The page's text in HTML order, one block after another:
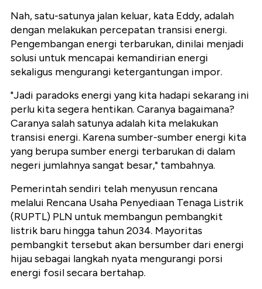
Nah, satu-satunya jalan keluar, kata Eddy, adalah
dengan melakukan percepatan transisi energi.
Pengembangan energi terbarukan, dinilai menjadi
solusi untuk mencapai kemandirian energi
sekaligus mengurangi ketergantungan impor.
"Jadi paradoks energi yang kita hadapi sekarang ini
perlu kita segera hentikan. Caranya bagaimana?
Caranya salah satunya adalah kita melakukan
transisi energi. Karena sumber-sumber energi kita
yang berupa sumber energi terbarukan di dalam
negeri jumlahnya sangat besar," tambahnya.
Pemerintah sendiri telah menyusun rencana
melalui Rencana Usaha Penyediaan Tenaga Listrik
(RUPTL) PLN untuk membangun pembangkit
listrik baru hingga tahun 2034. Mayoritas
pembangkit tersebut akan bersumber dari energi
hijau sebagai langkah nyata mengurangi porsi
energi fosil secara bertahap.